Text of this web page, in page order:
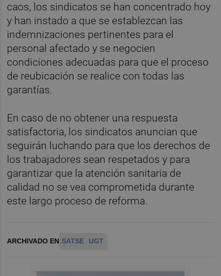
caos, los sindicatos se han concentrado hoy
y han instado a que se establezcan las
indemnizaciones pertinentes para el
personal afectado y se negocien
condiciones adecuadas para que el proceso
de reubicación se realice con todas las
garantías.
En caso de no obtener una respuesta
satisfactoria, los sindicatos anuncian que
seguirán luchando para que los derechos de
los trabajadores sean respetados y para
garantizar que la atención sanitaria de
calidad no se vea comprometida durante
este largo proceso de reforma.
ARCHIVADO EN SATSE UGT